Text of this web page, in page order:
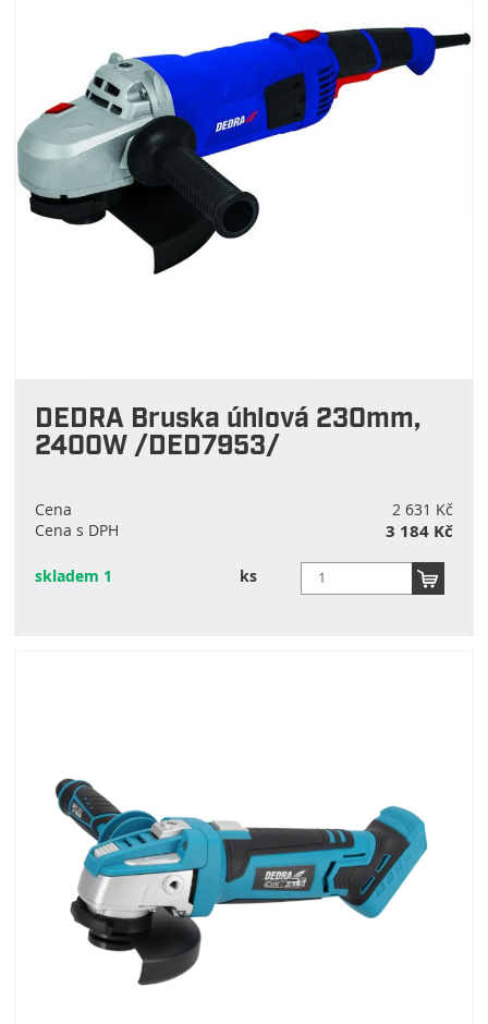
DEDRA Bruska úhlová 230mm,
2400W /DED7953/
Cena
2 631 Kč
Cena s DPH
3 184 Kč
skladem 1 ks